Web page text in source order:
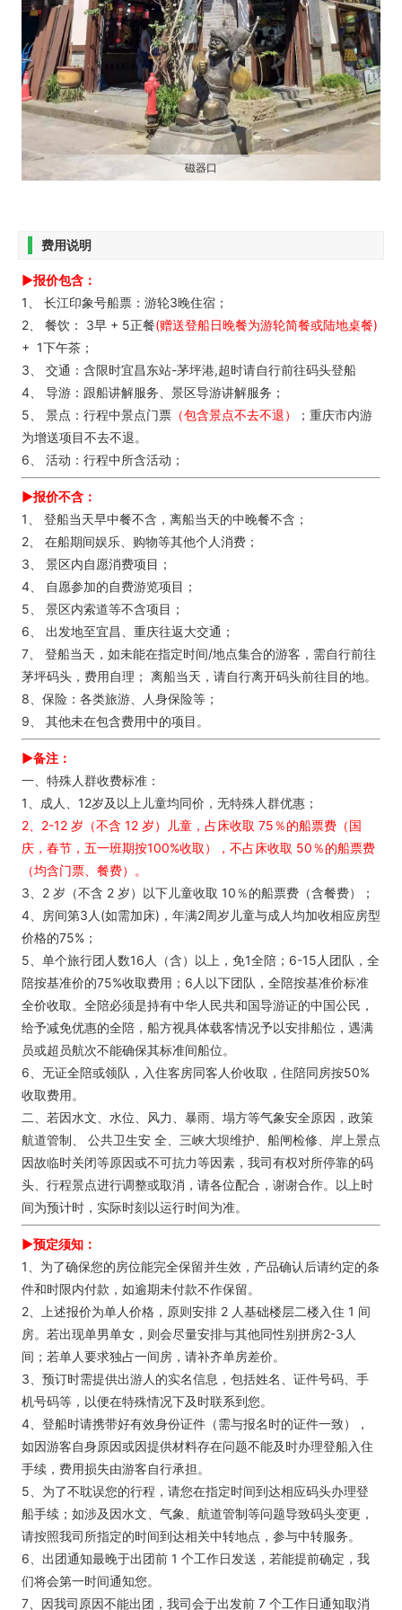
磁器口
费用说明
►报价包含：
1、 长江印象号船票：游轮3晚住宿；
2、 餐饮： 3早 + 5正餐(赠送登船日晚餐为游轮简餐或陆地桌餐)
+ 1下午茶；
3、 交通：含限时宜昌东站-茅坪港,超时请自行前往码头登船
4、 导游：跟船讲解服务、景区导游讲解服务；
5、 景点：行程中景点门票 （包含景点不去不退）
；重庆市内游
为增送项目不去不退。
6、 活动：行程中所含活动；
►报价不含：
1、 登船当天早中餐不含，离船当天的中晚餐不含；
2、 在船期间娱乐、购物等其他个人消费；
3、 景区内自愿消费项目；
4、 自愿参加的自费游览项目；
5、 景区内索道等不含项目；
6、 出发地至宜昌、重庆往返大交通；
7、 登船当天，如未能在指定时间/地点集合的游客，需自行前往
茅坪码头，费用自理； 离船当天，请自行离开码头前往目的地。
8、保险：各类旅游、人身保险等；
9、 其他未在包含费用中的项目。
►备注：
一、特殊人群收费标准：
1、成人、12岁及以上儿童均同价，无特殊人群优惠；
2、2-12 岁（不含 12 岁）儿童，占床收取 75％的船票费（国
庆，春节，五一班期按100%收取），不占床收取 50％的船票费
（均含门票、餐费）。
3、2 岁（不含 2 岁）以下儿童收取 10％的船票费（含餐费）；
4、房间第3人(如需加床)，年满2周岁儿童与成人均加收相应房型
价格的75%；
5、单个旅行团人数16人（含）以上，免1全陪；6-15人团队，全
陪按基准价的75%收取费用；6人以下团队，全陪按基准价标准
全价收取。全陪必须是持有中华人民共和国导游证的中国公民，
给予减免优惠的全陪，船方视具体载客情况予以安排船位，遇满
员或超员航次不能确保其标准间船位。
6、无证全陪或领队，入住客房同客人价收取，住陪同房按50%
收取费用。
二、若因水文、水位、风力、暴雨、塌方等气象安全原因，政策
航道管制、 公共卫生安 全、三峡大坝维护、船闸检修、岸上景点
因故临时关闭等原因或不可抗力等因素，我司有权对所停靠的码
头、行程景点进行调整或取消，请各位配合，谢谢合作。以上时
间为预计时，实际时刻以运行时间为准。
►预定须知：
1、为了确保您的房位能完全保留并生效，产品确认后请约定的条
件和时限内付款，如逾期未付款不作保留。
2、上述报价为单人价格，原则安排 2 人基础楼层二楼入住 1 间
房。若出现单男单女，则会尽量安排与其他同性别拼房2-3人
间；若单人要求独占一间房，请补齐单房差价。
3、预订时需提供出游人的实名信息，包括姓名、证件号码、手
机号码等，以便在特殊情况下及时联系到您。
4、登船时请携带好有效身份证件（需与报名时的证件一致），
如因游客自身原因或因提供材料存在问题不能及时办理登船入住
手续，费用损失由游客自行承担。
5、为了不耽误您的行程，请您在指定时间到达相应码头办理登
船手续；如涉及因水文、气象、航道管制等问题导致码头变更，
请按照我司所指定的时间到达相关中转地点，参与中转服务。
6、出团通知最晚于出团前 1 个工作日发送，若能提前确定，我
们将会第一时间通知您。
7、因我司原因不能出团，我司会于出发前 7 个工作日通知取消